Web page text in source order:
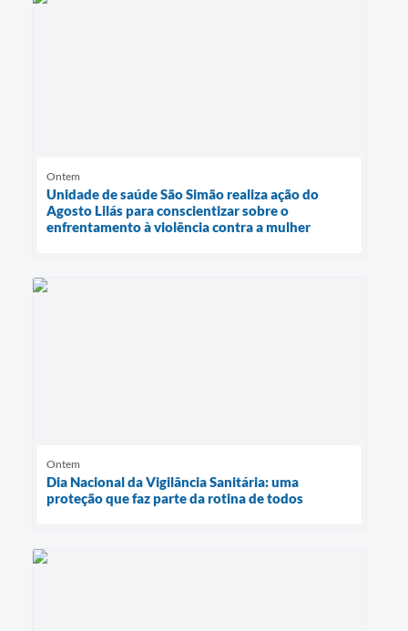
Ontem
Unidade de saúde São Simão realiza ação do
Agosto Lilás para conscientizar sobre o
enfrentamento à violência contra a mulher
Ontem
Dia Nacional da Vigilância Sanitária: uma
proteção que faz parte da rotina de todos